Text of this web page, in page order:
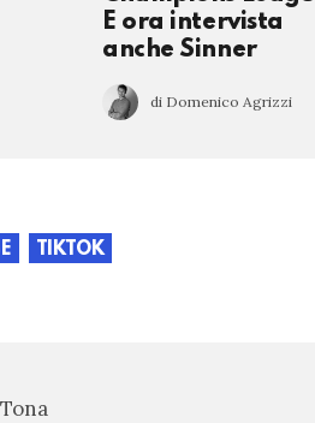
E ora intervista
anche Sinner
di Domenico Agrizzi
TIKTOK